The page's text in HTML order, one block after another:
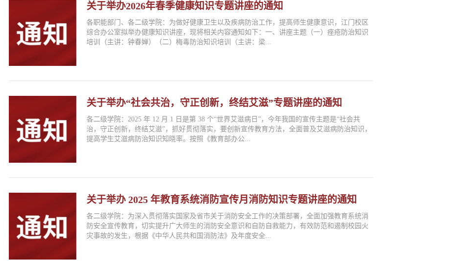
关于举办2026年春季健康知识专题讲座的通知
各职能部门、各二级学院：为做好健康卫生以及疾病防治工作，提高师生健康意识，江门校区
综合办公室拟举办健康知识讲座，现将相关内容通知如下：一、讲座主题（一）痤疮防治知识
培训（主讲：钟春婵）（二）梅毒防治知识培训（主讲：梁...
关于举办“社会共治，守正创新，终结艾滋”专题讲座的通知
各二级学院：2025 年 12 月 1 日是第 38 个“世界艾滋病日”，今年我国的宣传主题是“社会共
治，守正创新，终结艾滋”，抓好贯彻落实，要创新宣传教育方法，全面普及艾滋病防治知识，
提高学生艾滋病防治知识知晓率。按照《教育部办公...
关于举办 2025 年教育系统消防宣传月消防知识专题讲座的通知
各二级学院：为深入贯彻落实国家及省市关于消防安全工作的决策部署，全面加强教育系统消
防安全宣传教育，切实提升广大师生的消防安全意识和自防自救能力，有效防范和遏制校园火
灾事故的发生，根据《中华人民共和国消防法》及年度安全...